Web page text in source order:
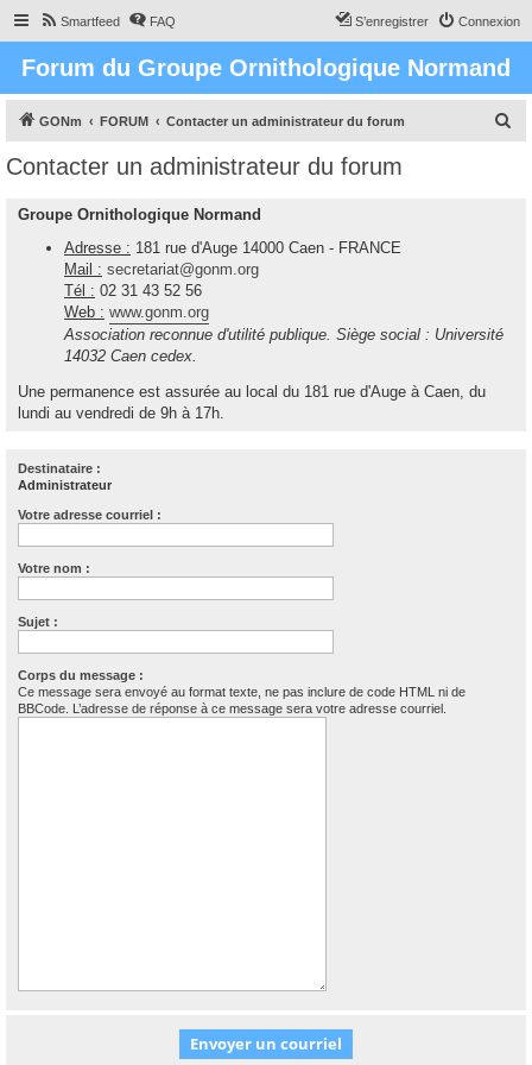
Smartfeed FAQ Connexion
S’enregistrer
Forum du Groupe Ornithologique Normand
GONm FORUM Contacter un administrateur du forum
Contacter un administrateur du forum
Groupe Ornithologique Normand
Adresse : 181 rue d'Auge 14000 Caen - FRANCE
Mail : secretariat@gonm.org
Tél : 02 31 43 52 56
Web : www.gonm.org
Association reconnue d'utilité publique. Siège social : Université
14032 Caen cedex.
Une permanence est assurée au local du 181 rue d'Auge à Caen, du
lundi au vendredi de 9h à 17h.
Destinataire :
Administrateur
Votre adresse courriel :
Votre nom :
Sujet :
Corps du message :
Ce message sera envoyé au format texte, ne pas inclure de code HTML ni de
BBCode. L’adresse de réponse à ce message sera votre adresse courriel.